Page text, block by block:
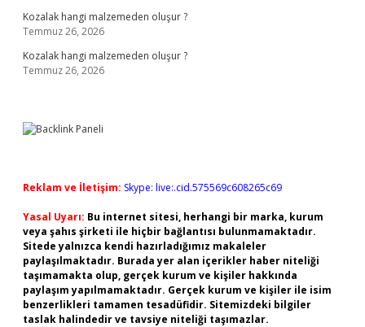
Kozalak hangi malzemeden oluşur ?
Temmuz 26, 2026
Kozalak hangi malzemeden oluşur ?
Temmuz 26, 2026
Reklam ve İletişim: Skype: live:.cid.575569c608265c69
Yasal Uyarı: Bu internet sitesi, herhangi bir marka, kurum
veya şahıs şirketi ile hiçbir bağlantısı bulunmamaktadır.
Sitede yalnızca kendi hazırladığımız makaleler
paylaşılmaktadır. Burada yer alan içerikler haber niteliği
taşımamakta olup, gerçek kurum ve kişiler hakkında
paylaşım yapılmamaktadır. Gerçek kurum ve kişiler ile isim
benzerlikleri tamamen tesadüfidir. Sitemizdeki bilgiler
taslak halindedir ve tavsiye niteliği taşımazlar.